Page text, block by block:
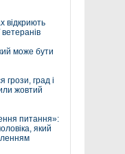
відкриють
ветеранів
може бути
град і
жовтий
питання»:
який